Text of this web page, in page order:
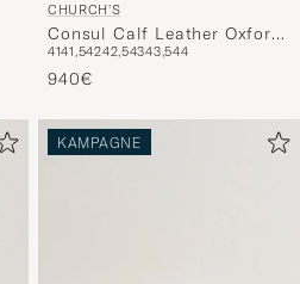
CHURCH'S
Consul Calf Leather Oxford
Black
4141,54242,54343,544
940€
KAMPAGNE